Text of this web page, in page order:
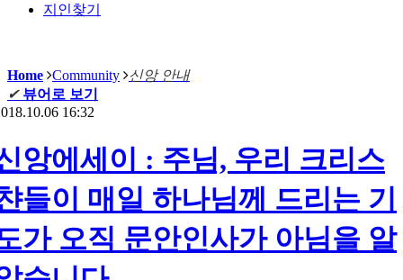
지인찾기
Home Community
신앙 안내
✔ 뷰어로 보기
16:32
앙에세이 : 주님, 우리 크리스
들이 매일 하나님께 드리는 기
가 오직 문안인사가 아님을 알